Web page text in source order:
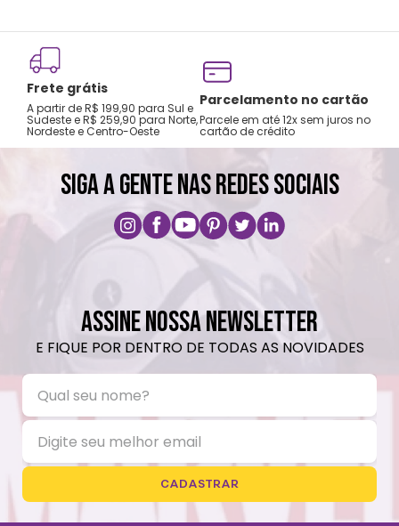
abrasivos.
Frete grátis
A partir de R$ 199,90 para Sul e
Sudeste e R$ 259,90 para Norte,
Nordeste e Centro-Oeste
Parcelamento no cartão
Parcele em até 12x sem juros no
cartão de crédito
SIGA A GENTE NAS REDES SOCIAIS
ASSINE NOSSA NEWSLETTER
E FIQUE POR DENTRO DE TODAS AS NOVIDADES
CADASTRAR